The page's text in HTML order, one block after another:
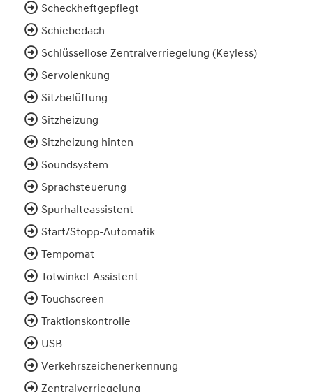
Scheckheftgepflegt
Schiebedach
Schlüssellose Zentralverriegelung (Keyless)
Servolenkung
Sitzbelüftung
Sitzheizung
Sitzheizung hinten
Soundsystem
Sprachsteuerung
Spurhalteassistent
Start/Stopp-Automatik
Tempomat
Totwinkel-Assistent
Touchscreen
Traktionskontrolle
USB
Verkehrszeichenerkennung
Zentralverriegelung